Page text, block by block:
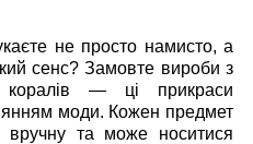
не просто намисто, а
сенс? Замовте вироби з
коралів — ці прикраси
моди. Кожен предмет
вручну та може носитися